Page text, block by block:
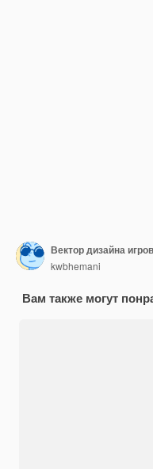
Вектор дизайна
kwbhemani
Вам также могут